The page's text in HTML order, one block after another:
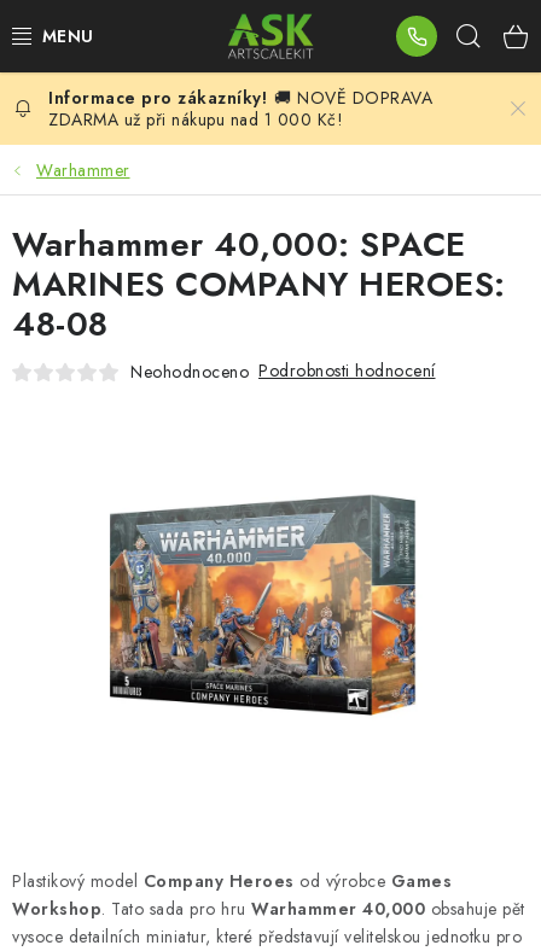
na
BLOG
SUMMER DAYS
WARHAMMER
ASK PRODUKTY
BARVY A POMŮCKY
PUBLIKACE
SKY RIDERS COFFEE
Obchodní podmínky
Podmínky ochrany osobních údajů
Reklamační řád
Velkoobchod (B2B)
🚚 NOVĚ DOPRAVA
ZDARMA už při nákupu nad 1 000 Kč!
Warhammer
Plastikový model Company Heroes od výrobce Games
Workshop. Tato sada pro hru Warhammer 40,000 obsahuje pět
vysoce detailních miniatur, které představují velitelskou jednotku pro
Warhammer 40,000: SPACE
MARINES COMPANY HEROES:
48-08
Neohodnoceno Podrobnosti hodnocení